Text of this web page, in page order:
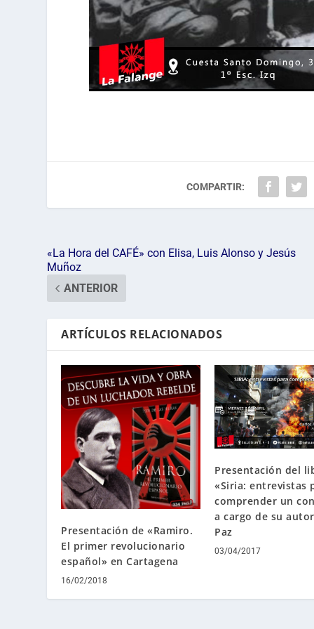
COMPARTIR:
«La Hora del CAFÉ» con Elisa, Luis Alonso y Jesús
Muñoz
ANTERIOR
ARTÍCULOS RELACIONADOS
Presentación de «Ramiro.
El primer revolucionario
español» en Cartagena
16/02/2018
Presentación del
«Siria: entrevistas
comprender un
a cargo de su
Paz
03/04/2017